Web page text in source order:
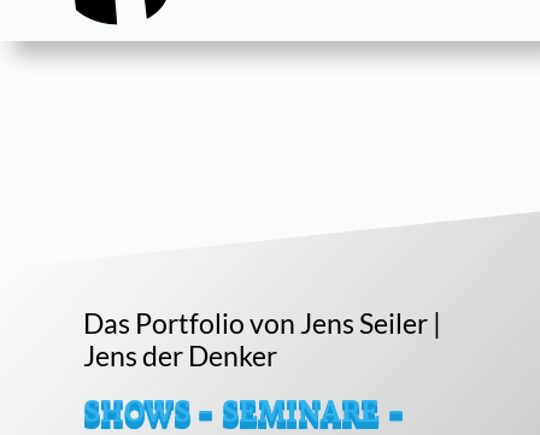
Das Portfolio von Jens Seiler |
Jens der Denker
SHOWS - SEMINARE -